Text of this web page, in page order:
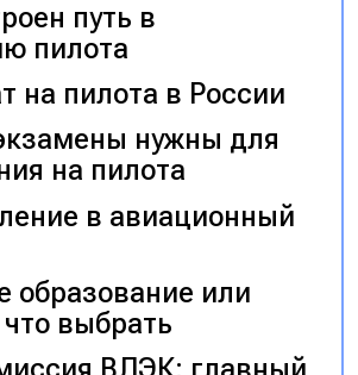
путь в
пилота
на пилота в России
нужны для
на пилота
в авиационный
образование или
выбрать